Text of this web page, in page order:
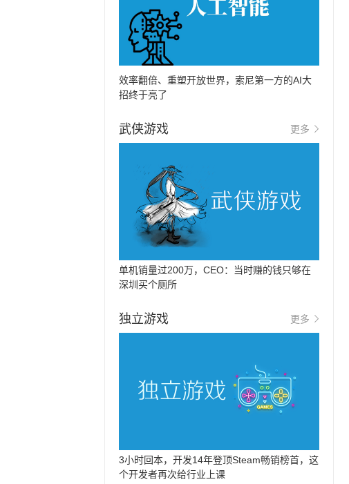
效率翻倍、重塑开放世界，索尼第一方的AI大
招终于亮了
武侠游戏 更多
单机销量过200万，CEO：当时赚的钱只够在
深圳买个厕所
独立游戏 更多
3小时回本，开发14年登顶Steam畅销榜首，这
个开发者再次给行业上课